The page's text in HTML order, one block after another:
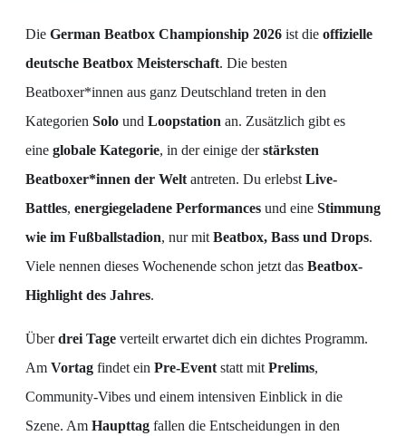
Die German Beatbox Championship 2026 ist die offizielle
deutsche Beatbox Meisterschaft. Die besten
Beatboxer*innen aus ganz Deutschland treten in den
Kategorien Solo und Loopstation an. Zusätzlich gibt es
eine globale Kategorie, in der einige derstärksten
Beatboxer*innen der Welt antreten. Du erlebst Live-
Battles, energiegeladene Performances und eine Stimmung
wie im Fußballstadion, nur mit Beatbox, Bass und Drops.
Viele nennen dieses Wochenende schon jetzt das Beatbox-
Highlight des Jahres.
Überdrei Tage verteilt erwartet dich ein dichtes Programm.
Am Vortag findet ein Pre-Event statt mit Prelims,
Community-Vibes und einem intensiven Einblick in die
Szene. Am Haupttag fallen die Entscheidungen in den